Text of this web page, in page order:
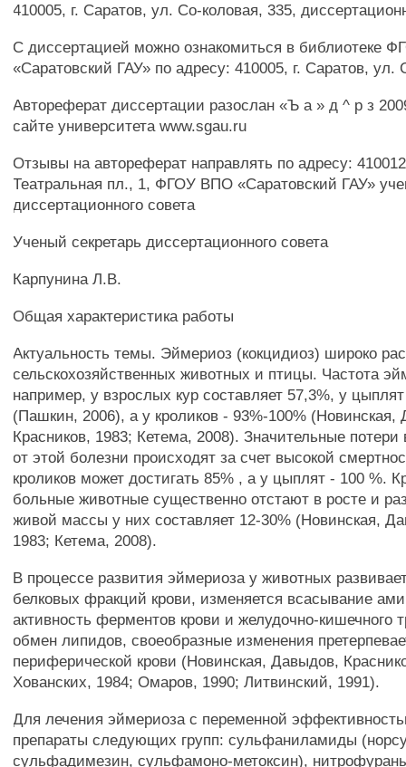
410005, г. Саратов, ул. Со-коловая, 335,
С диссертацией можно ознакомиться в библиотеке
«Саратовский ГАУ» по адресу: 410005, г. Саратов, ул.
Автореферат диссертации разослан «Ъ а » д ^ р з
сайте университета www.sgau.ru
Отзывы на автореферат направлять по адресу:
Театральная пл., 1, ФГОУ ВПО «Саратовский ГАУ»
диссертационного совета
Ученый секретарь диссертационного совета
Карпунина Л.В.
Общая характеристика работы
Актуальность темы. Эймериоз (кокцидиоз) широко
сельскохозяйственных животных и птицы. Частота
например, у взрослых кур составляет 57,3%, у
(Пашкин, 2006), а у кроликов - 93%-100% (Новинская,
Красников, 1983; Кетема, 2008). Значительные потери
от этой болезни происходят за счет высокой
кроликов может достигать 85% , а у цыплят - 100 %.
больные животные существенно отстают в росте и
живой массы у них составляет 12-30% (Новинская,
1983; Кетема, 2008).
В процессе развития эймериоза у животных
белковых фракций крови, изменяется всасывание
активность ферментов крови и желудочно-кишечного
обмен липидов, своеобразные изменения
периферической крови (Новинская, Давыдов,
Хованских, 1984; Омаров, 1990; Литвинский, 1991).
Для лечения эймериоза с переменной
препараты следующих групп: сульфаниламиды
сульфадимезин, сульфамоно-метоксин),